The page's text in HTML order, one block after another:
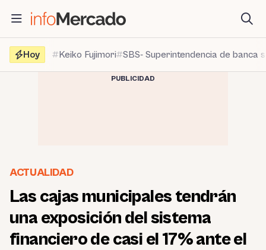
contenido
Hoy
Keiko Fujimori SBS- Superintendencia de banca
PUBLICIDAD
ACTUALIDAD
Las cajas municipales tendrán
una exposición del sistema
financiero de casi el 17% ante el